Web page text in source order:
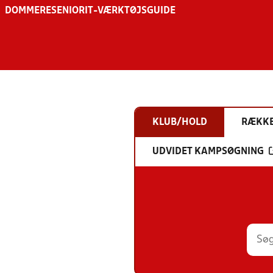
DOMMERESENIOR IT-VÆRKTØJSGUIDE
KLUB/HOLD
UDVIDET KAMPSØGNING